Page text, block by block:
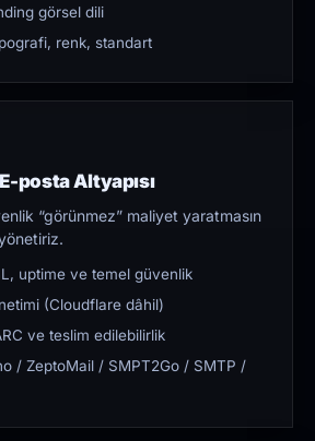
görsel dili
renk, standart
posta Altyapısı
“görünmez” maliyet yaratmasın
uptime ve temel güvenlik
(Cloudflare dâhil)
ve teslim edilebilirlik
/ ZeptoMail / SMPT2Go / SMTP /